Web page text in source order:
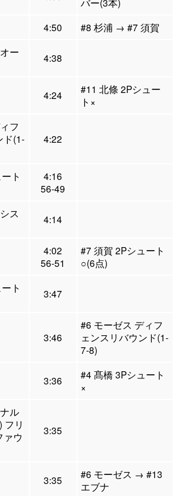
4:50
#8 杉浦 → #7 須賀
ー
4:38
4:24
#11 北條 2Pシュー
ト×
フ
ド(1-
4:22
ト
4:16
56-49
ス
4:14
4:02
56-51
#7 須賀 2Pシュート
○(6点)
ト
3:47
3:46
#6 モーゼス ディフ
ェンスリバウンド(1-
7-8)
3:36
#4 髙橋 3Pシュート
×
ル
フリ
ァウ
3:35
3:35
#6 モーゼス → #13
エブナ